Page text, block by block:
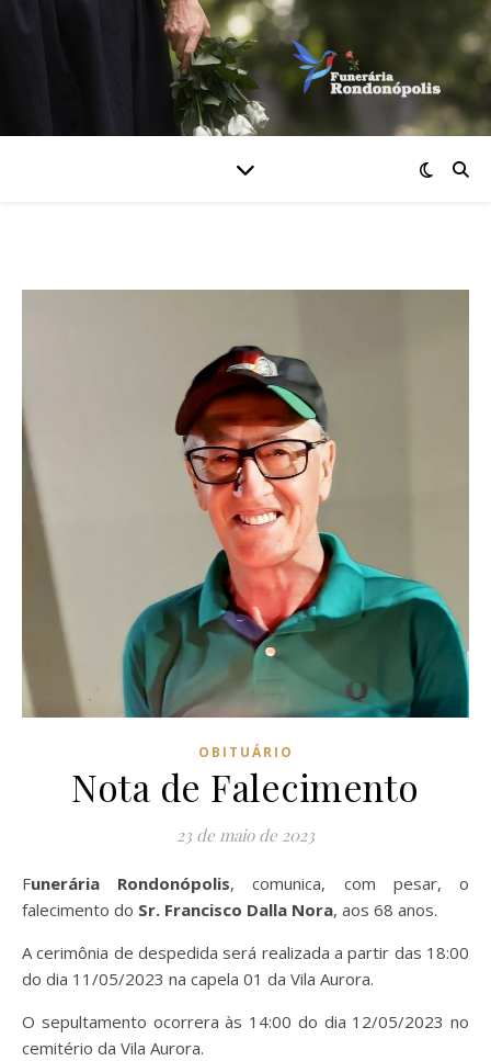
OBITUÁRIO
Nota de Falecimento
23 de maio de 2023
Funerária Rondonópolis, comunica, com pesar, o
falecimento do Sr. Francisco Dalla Nora, aos 68 anos.
A cerimônia de despedida será realizada a partir das 18:00
do dia 11/05/2023 na capela 01 da Vila Aurora.
O sepultamento ocorrera às 14:00 do dia 12/05/2023 no
cemitério da Vila Aurora.